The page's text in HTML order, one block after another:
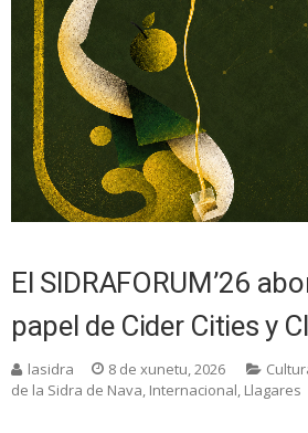
El SIDRAFORUM’26
papel de Cider Cities y
lasidra 8 de xunetu, 2026
de la Sidra de Nava, Internacional, Llagares